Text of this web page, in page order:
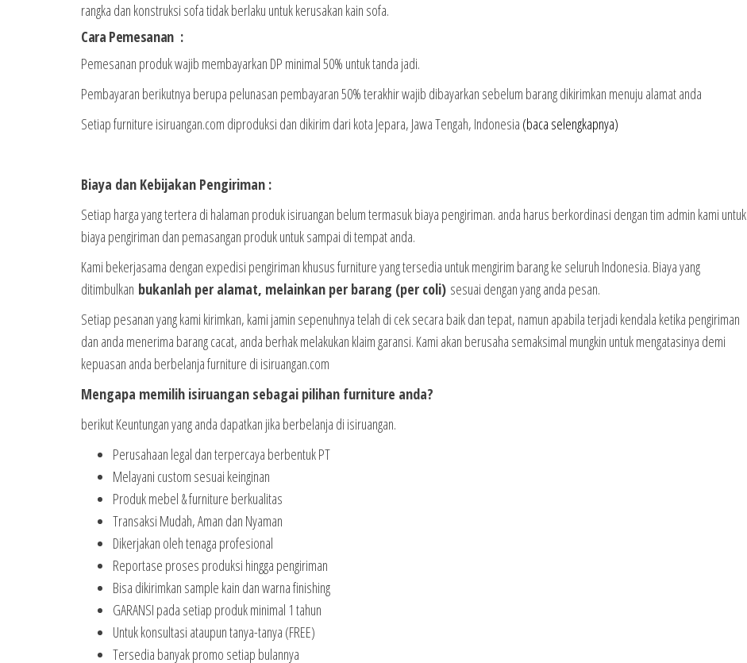
rangka dan konstruksi sofa tidak berlaku untuk kerusakan kain sofa.
Cara Pemesanan :
Pemesanan produk wajib membayarkan DP minimal 50% untuk tanda jadi.
Pembayaran berikutnya berupa pelunasan pembayaran 50% terakhir wajib dibayarkan sebelum barang dikirimkan menuju alamat anda
Setiap furniture isiruangan.com diproduksi dan dikirim dari kota Jepara, Jawa Tengah, Indonesia (baca selengkapnya)
Biaya dan Kebijakan Pengiriman :
Setiap harga yang tertera di halaman produk isiruangan belum termasuk biaya pengiriman. anda harus berkordinasi dengan tim admin kami untuk
biaya pengiriman dan pemasangan produk untuk sampai di tempat anda.
Kami bekerjasama dengan expedisi pengiriman khusus furniture yang tersedia untuk mengirim barang ke seluruh Indonesia. Biaya yang
ditimbulkan bukanlah per alamat, melainkan per barang (per coli) sesuai dengan yang anda pesan.
Setiap pesanan yang kami kirimkan, kami jamin sepenuhnya telah di cek secara baik dan tepat, namun apabila terjadi kendala ketika pengiriman
dan anda menerima barang cacat, anda berhak melakukan klaim garansi. Kami akan berusaha semaksimal mungkin untuk mengatasinya demi
kepuasan anda berbelanja furniture di isiruangan.com
Mengapa memilih isiruangan sebagai pilihan furniture anda?
berikut Keuntungan yang anda dapatkan jika berbelanja di isiruangan.
Perusahaan legal dan terpercaya berbentuk PT
Melayani custom sesuai keinginan
Produk mebel & furniture berkualitas
Transaksi Mudah, Aman dan Nyaman
Dikerjakan oleh tenaga profesional
Reportase proses produksi hingga pengiriman
Bisa dikirimkan sample kain dan warna finishing
GARANSI pada setiap produk minimal 1 tahun
Untuk konsultasi ataupun tanya-tanya (FREE)
Tersedia banyak promo setiap bulannya